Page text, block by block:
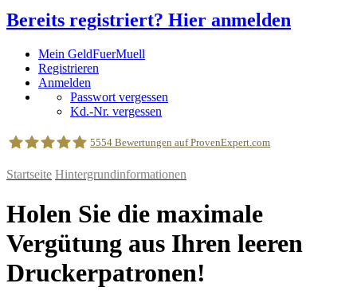
Bereits registriert? Hier anmelden
Mein GeldFuerMuell
Registrieren
Anmelden
Passwort vergessen
Kd.-Nr. vergessen
5554 Bewertungen auf ProvenExpert.com
Startseite Hintergrundinformationen
Holen Sie die maximale
Vergütung aus Ihren leeren
Druckerpatronen!